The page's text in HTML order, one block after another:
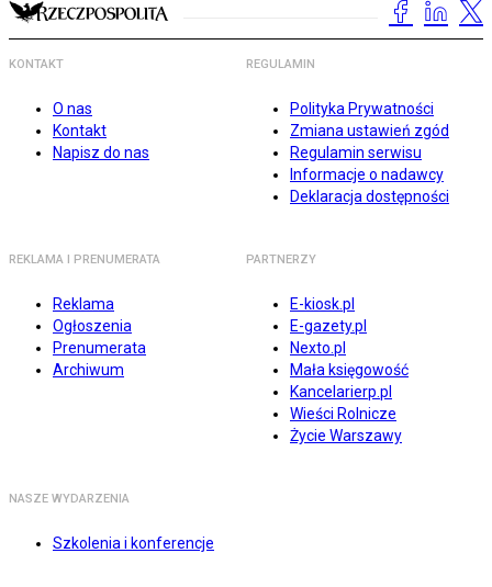
KONTAKT
O nas
Kontakt
Napisz do nas
REGULAMIN
Polityka Prywatności
Zmiana ustawień zgód
Regulamin serwisu
Informacje o nadawcy
Deklaracja dostępności
REKLAMA I PRENUMERATA
Reklama
Ogłoszenia
Prenumerata
Archiwum
PARTNERZY
E-kiosk.pl
E-gazety.pl
Nexto.pl
Mała księgowość
Kancelarierp.pl
Wieści Rolnicze
Życie Warszawy
NASZE WYDARZENIA
Szkolenia i konferencje